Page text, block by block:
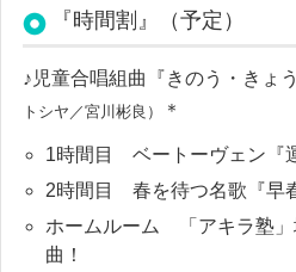
『時間割』（予定）
♪児童合唱組曲『きのう・きょ
トシヤ／宮川彬良）
＊
1時間目 ベートーヴェン『
2時間目 春を待つ名歌『早
ホームルーム 「アキラ塾」
曲！